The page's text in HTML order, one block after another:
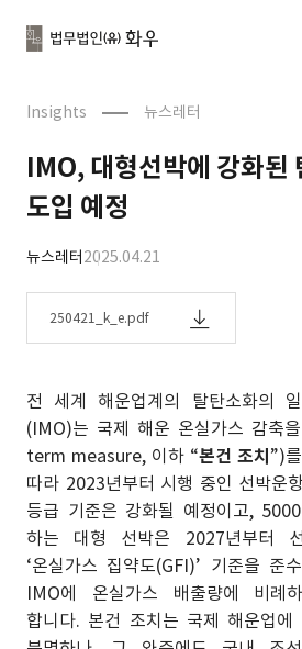
Insights 뉴스레터
IMO, 대형선박에 강화된
도입 예정
뉴스레터2025.04.21
250421_k_e.pdf
전 세계 해운업계의 탈탄소화의
(IMO)는 국제 해운 온실가스 감축
term measure, 이하 “본건 조치 ”)
따라 2023년부터 시행 중인 선박운
등급 기준은 강화될 예정이고,
하는 대형 선박은 2027년부터
‘온실가스 집약도(GFI)’ 기준을 준
IMO에 온실가스 배출량에 비례
합니다. 본건 조치는 국제 해운업에